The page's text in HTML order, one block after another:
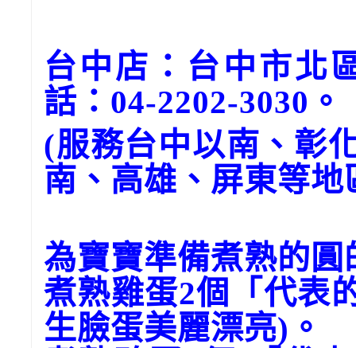
台中店：台中市北
話：04-2202-3030。
(服務台中以南、彰
南、高雄、屏東等地
為寶寶準備煮熟的
煮熟雞蛋2個「代表
生臉蛋美麗漂亮)。